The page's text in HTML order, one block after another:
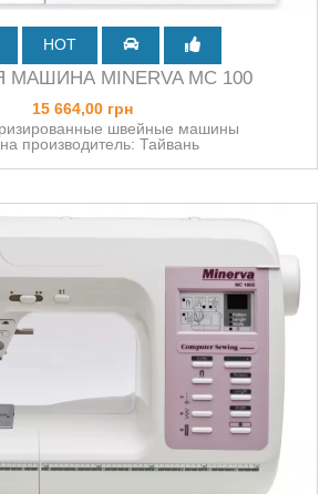
HOT
MINERVA MC 100
15 664,00 грн
швейные машины
производитель: Тайвань